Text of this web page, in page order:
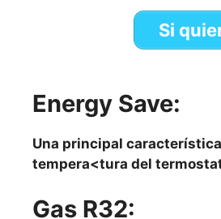
Si
Energy Save:
Una principal
tempera<tura del
Gas R32: